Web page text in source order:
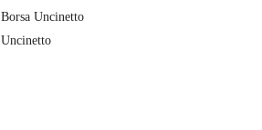
Borsa Uncinetto
Uncinetto